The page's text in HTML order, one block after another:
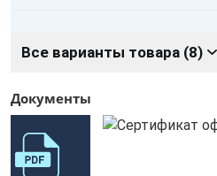
Все варианты товара (8)
Документы